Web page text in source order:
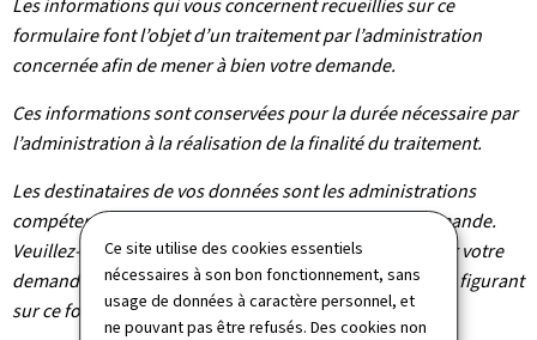
Ce site utilise des cookies essentiels
nécessaires à son bon fonctionnement, sans
usage de données à caractère personnel, et
ne pouvant pas être refusés. Des cookies non
Les informations qui vous concernent recueillies sur ce
formulaire font l’objet d’un traitement par l’administration
concernée afin de mener à bien votre demande.
Ces informations sont conservées pour la durée nécessaire par
l’administration à la réalisation de la finalité du traitement.
Les destinataires de vos données sont les administrations
compétentes dans le cadre du traitement de votre demande.
Veuillez-vous adresser à l’administration concernée par votre
demande pour connaître les destinataires des données figurant
sur ce formulaire.